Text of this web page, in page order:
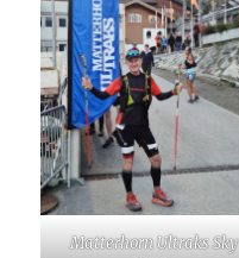
Matterhorn Ultraks Sky